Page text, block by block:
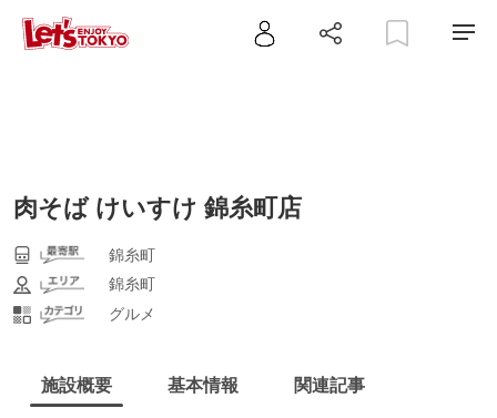
肉そば けいすけ 錦糸町店
錦糸町
錦糸町
グルメ
施設概要 基本情報 関連記事